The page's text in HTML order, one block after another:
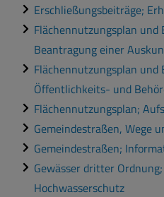
Erschließungsbeiträge;
Flächennutzungsplan und
Beantragung einer
Flächennutzungsplan und
Öffentlichkeits- und
Flächennutzungsplan;
Gemeindestraßen, Wege
Gemeindestraßen;
Gewässer dritter
Hochwasserschutz